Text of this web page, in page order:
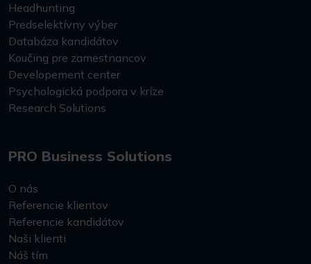
Headhunting
Predselektívny výber
Databáza kandidátov
Koučing pre zamestnancov
Developement center
Psychologická podpora v kríze
Research Solutions
PRO Business Solutions
O nás
Referencie klientov
Referencie kandidátov
Naši klienti
Náš tím